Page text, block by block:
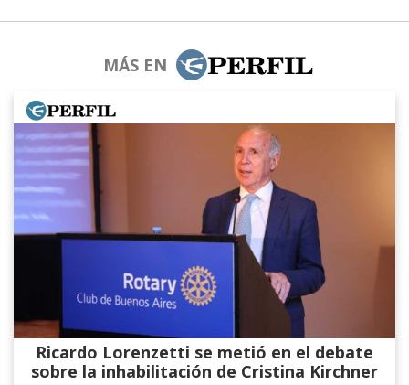
MÁS EN
Ricardo Lorenzetti se metió en el debate
sobre la inhabilitación de Cristina Kirchner